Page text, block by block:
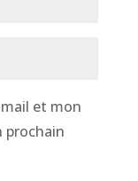
et mon
prochain